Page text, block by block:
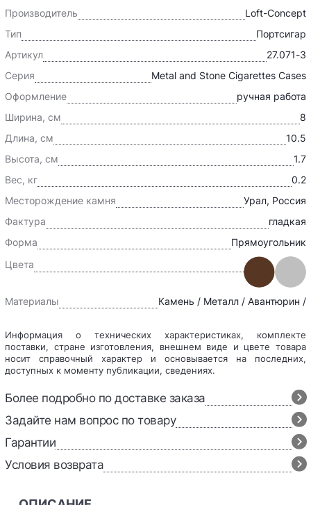
Производитель
Loft-Concept
Тип
Портсигар
Артикул
27.071-3
Серия
Metal and Stone Cigarettes Cases
Оформление
ручная работа
Ширина, см
8
Длина, см
10.5
Высота, см
1.7
Вес, кг
0.2
Месторождение камня
Урал, Россия
Фактура
гладкая
Форма
Прямоугольник
Цвета
Материалы Камень / Металл / Авантюрин /
Информация о технических характеристиках, комплекте
поставки, стране изготовления, внешнем виде и цвете товара
носит справочный характер и основывается на последних,
доступных к моменту публикации, сведениях.
Более подробно по доставке заказа
Задайте нам вопрос по товару
Гарантии
Условия возврата